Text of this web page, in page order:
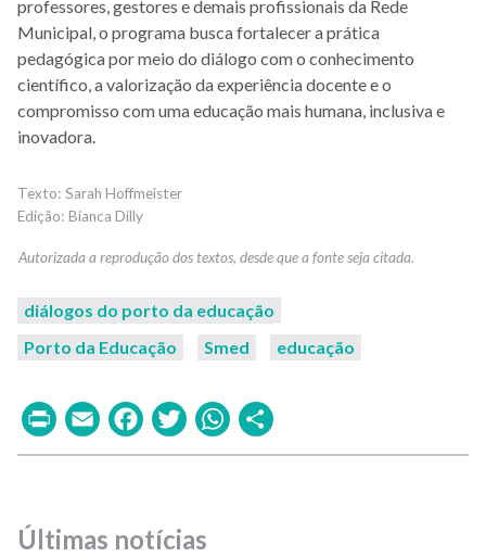
professores, gestores e demais profissionais da Rede
Municipal, o programa busca fortalecer a prática
pedagógica por meio do diálogo com o conhecimento
científico, a valorização da experiência docente e o
compromisso com uma educação mais humana, inclusiva e
inovadora.
Sarah Hoffmeister
Bianca Dilly
diálogos do porto da educação
Porto da Educação
Smed educação
PrintEmailFacebook
TwitterWhatsApp
Últimas notícias